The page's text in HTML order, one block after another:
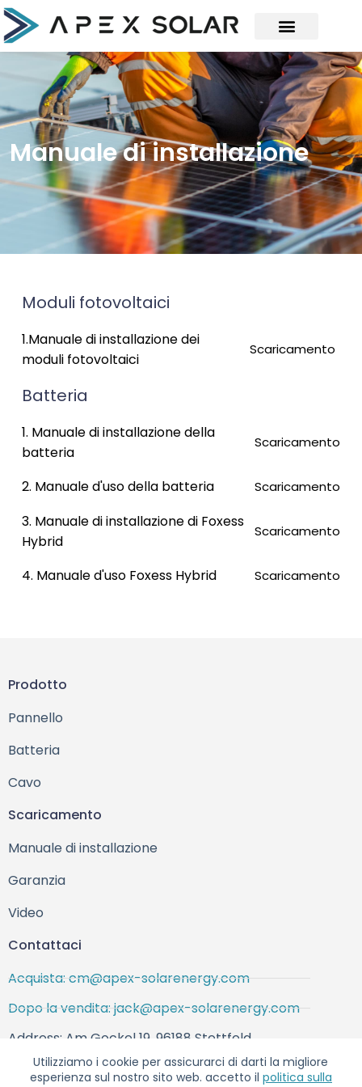
Utilizziamo i cookie per assicurarci di darti la migliore
esperienza sul nostro sito web. accetto il politica sulla
Manuale di installazione
Moduli fotovoltaici
1.Manuale di installazione dei
moduli fotovoltaici
Scaricamento
Batteria
1. Manuale di installazione della
batteria
Scaricamento
2. Manuale d'uso della batteria Scaricamento
3. Manuale di installazione di Foxess
Hybrid
Scaricamento
4. Manuale d'uso Foxess Hybrid Scaricamento
Prodotto
Pannello
Batteria
Cavo
Scaricamento
Manuale di installazione
Garanzia
Video
Contattaci
Acquista: cm@apex-solarenergy.com
Dopo la vendita: jack@apex-solarenergy.com
Address: Am Gockel 19, 96188 Stettfeld,
Deutschland